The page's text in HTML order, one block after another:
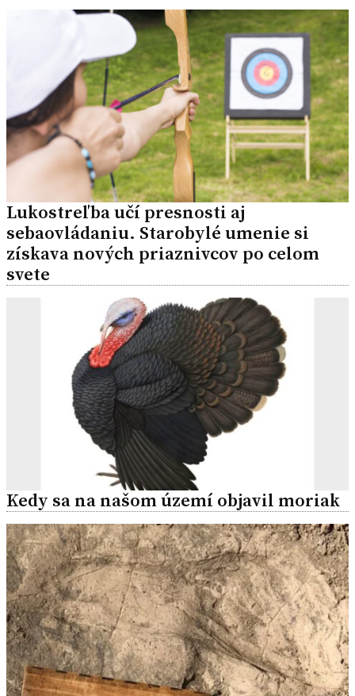
Lukostreľba učí presnosti aj
sebaovládaniu. Starobylé umenie si
získava nových priaznivcov po celom
svete
Kedy sa na našom území objavil moriak